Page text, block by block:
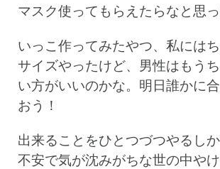
マスク使ってもらえたらなと思っ
いっこ作ってみたやつ、私には
サイズやったけど、男性はもう
い方がいいのかな。 明日誰かに
おう！
出来ることをひとつづつやるしか
不安で気が沈みがちな世の中や